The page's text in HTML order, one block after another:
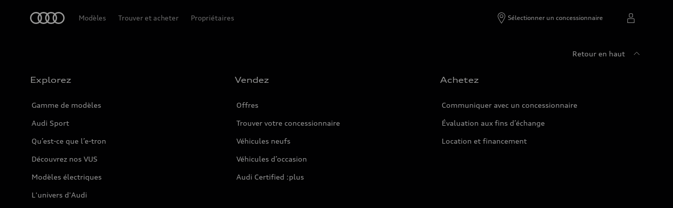
Modèles Trouver et acheter Propriétaires Sélectionner un concessionnaire
Retour en haut
Explorez
Gamme de modèles
Audi Sport
Qu’est-ce que l’e-tron
Découvrez nos VUS
Modèles électriques
L'univers d'Audi
Vendez
Offres
Trouver votre concessionnaire
Véhicules neufs
Véhicules d’occasion
Audi Certified :plus
Achetez
Communiquer avec un concessionnaire
Évaluation aux fins d’échange
Location et financement